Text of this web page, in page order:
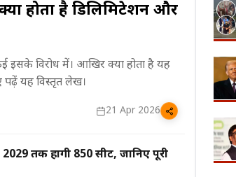
और
सतर्कता
दुनिया का सबसे छोटा युद्ध ब्रिटेन-
जांजीबार के बीच सिर्फ 38 मिनट चला,
जानिए जंग की पूरी ऐतिहासिक कहानी।
क्या होता है डिलिमिटेशन और
इसके विरोध में। आखिर क्या होता है यह
यह विस्तृत लेख।
21 Apr 2026
2029 तक होंगी 850 सीटें, जानिए पूरी